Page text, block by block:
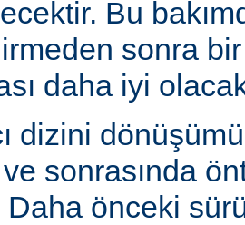
Bu
sonra
daha iyi
dizini
sonrasında
Daha önceki